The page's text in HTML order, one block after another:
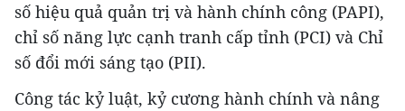
số hiệu quả quản trị và hành chính công (PAPI),
chỉ số năng lực cạnh tranh cấp tỉnh (PCI) và Chỉ
số đổi mới sáng tạo (PII).
Công tác kỷ luật, kỷ cương hành chính và nâng